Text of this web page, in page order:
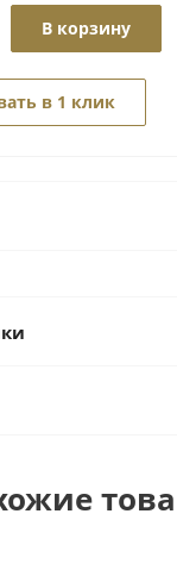
В корзину
в 1 клик